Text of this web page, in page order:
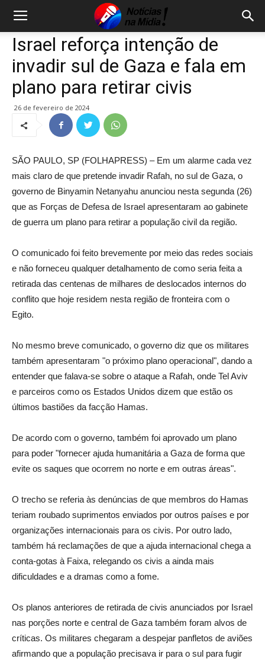
Israel reforça intenção de
invadir sul de Gaza e fala em
plano para retirar civis
26 de fevereiro de 2024
SÃO PAULO, SP (FOLHAPRESS) – Em um alarme cada vez
mais claro de que pretende invadir Rafah, no sul de Gaza, o
governo de Binyamin Netanyahu anunciou nesta segunda (26)
que as Forças de Defesa de Israel apresentaram ao gabinete
de guerra um plano para retirar a população civil da região.
O comunicado foi feito brevemente por meio das redes sociais
e não forneceu qualquer detalhamento de como seria feita a
retirada das centenas de milhares de deslocados internos do
conflito que hoje residem nesta região de fronteira com o
Egito.
No mesmo breve comunicado, o governo diz que os militares
também apresentaram "o próximo plano operacional", dando a
entender que falava-se sobre o ataque a Rafah, onde Tel Aviv
e parceiros como os Estados Unidos dizem que estão os
últimos bastiões da facção Hamas.
De acordo com o governo, também foi aprovado um plano
para poder "fornecer ajuda humanitária a Gaza de forma que
evite os saques que ocorrem no norte e em outras áreas".
O trecho se referia às denúncias de que membros do Hamas
teriam roubado suprimentos enviados por outros países e por
organizações internacionais para os civis. Por outro lado,
também há reclamações de que a ajuda internacional chega a
conta-gotas à Faixa, relegando os civis a ainda mais
dificuldades e a dramas como a fome.
Os planos anteriores de retirada de civis anunciados por Israel
nas porções norte e central de Gaza também foram alvos de
críticas. Os militares chegaram a despejar panfletos de aviões
afirmando que a população precisava ir para o sul para fugir